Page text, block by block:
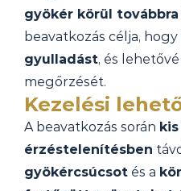
gyökér körül
beavatkozás célja, hogy
gyulladást, és
megőrzését.
Kezelési
A beavatkozás során
érzéstelenítésben
gyökércsúcsot és a